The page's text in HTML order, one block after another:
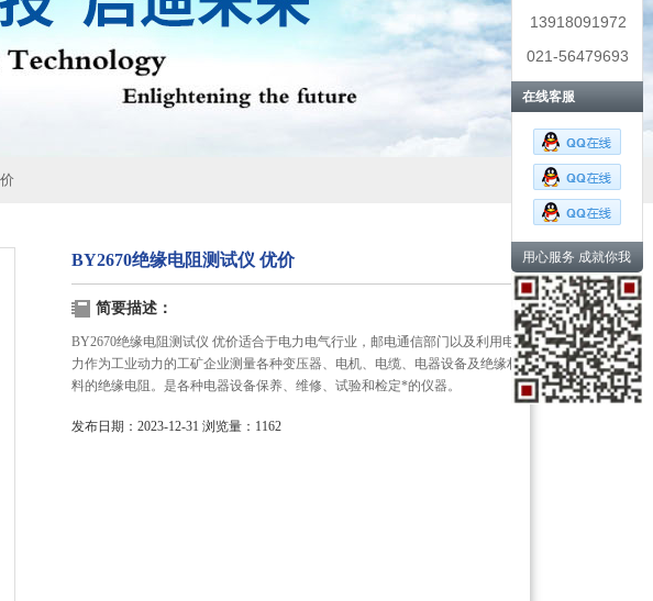
BY2670绝缘电阻测试仪 优价
简要描述：
BY2670绝缘电阻测试仪 优价适合于电力电气行业，邮电通信部门以及利用电
力作为工业动力的工矿企业测量各种变压器、电机、电缆、电器设备及绝缘材
料的绝缘电阻。是各种电器设备保养、维修、试验和检定*的仪器。
发布日期：2023-12-31 浏览量：1162
13918091972
021-56479693
在线客服
用心服务 成就你我